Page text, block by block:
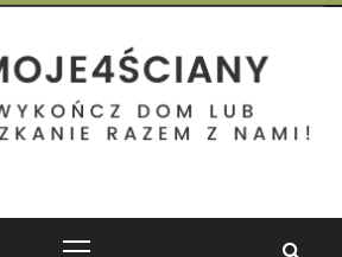
4 Ściany